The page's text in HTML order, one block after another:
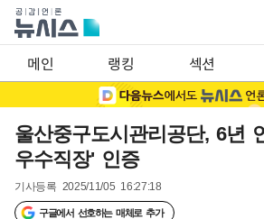
메인 랭킹 섹션
울산중구도시관리공단, 6년
우수직장' 인증
기사등록 2025/11/05 16:27:18
구글에서 선호하는 매체로 추가